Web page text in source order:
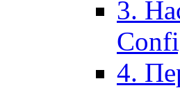
3.
4.